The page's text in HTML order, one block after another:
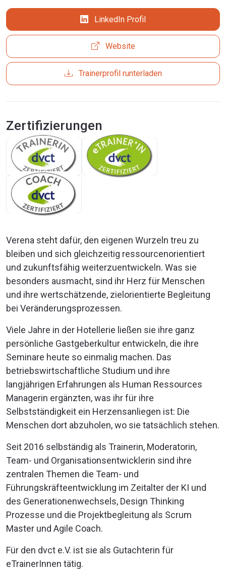
LinkedIn Profil
Website
Trainerprofil runterladen
Zertifizierungen
Verena steht dafür, den eigenen Wurzeln treu zu
bleiben und sich gleichzeitig ressourcenorientiert
und zukunftsfähig weiterzuentwickeln. Was sie
besonders ausmacht, sind ihr Herz für Menschen
und ihre wertschätzende, zielorientierte Begleitung
bei Veränderungsprozessen.
Viele Jahre in der Hotellerie ließen sie ihre ganz
persönliche Gastgeberkultur entwickeln, die ihre
Seminare heute so einmalig machen. Das
betriebswirtschaftliche Studium und ihre
langjährigen Erfahrungen als Human Ressources
Managerin ergänzten, was ihr für ihre
Selbstständigkeit ein Herzensanliegen ist: Die
Menschen dort abzuholen, wo sie tatsächlich stehen.
Seit 2016 selbständig als Trainerin, Moderatorin,
Team- und Organisationsentwicklerin sind ihre
zentralen Themen die Team- und
Führungskräfteentwicklung im Zeitalter der KI und
des Generationenwechsels, Design Thinking
Prozesse und die Projektbegleitung als Scrum
Master und Agile Coach.
Für den dvct e.V. ist sie als Gutachterin für
eTrainerInnen tätig.